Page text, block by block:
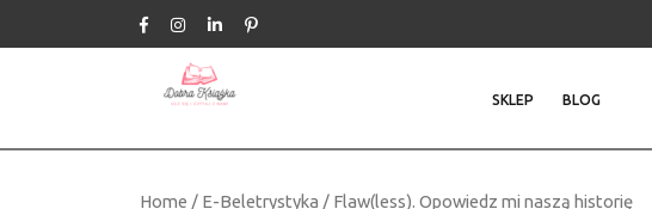
SKLEP BLOG
Home / E-Beletrystyka / Flaw(less). Opowiedz mi naszą historię